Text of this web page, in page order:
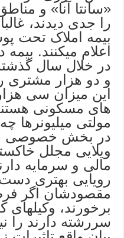
«سانتا آنا» و
را جدی دیدند،
بیمه املاک تحت
اعلام میکنند. بیمه
در خلال سال
و دو هزار مشتری
این میزان سی
های مسکونی
مولتی میلیونرها
در بخش خصوصی
ویلایی مجلل
مالی و سرمایه
رویایی بهتری دست
مقصودشان اگر
برخورند، وکیلهای
سررشته دارند را